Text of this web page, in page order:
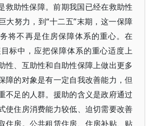
救助性保障。前期我国已经在救助性
大努力，到“十二五”末期，这一保障
将不再是住房保障体系的重心。在
标中，应把保障体系的重心适度上
性、互助性和自助性保障上做出更多
障的对象是有一定自我改善能力，但
不足的人群。援助的含义是政府通过
使住房消费能力较低、迫切需要改善
住房。公共租赁住房、住房补贴、贴